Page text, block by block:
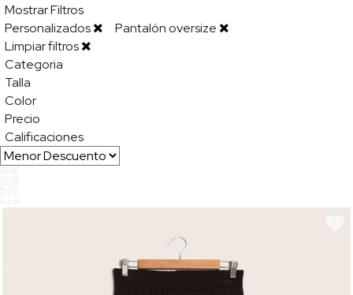
Mostrar Filtros
Personalizados
Pantalón oversize
Limpiar filtros
Categoria
Talla
Color
Precio
Calificaciones